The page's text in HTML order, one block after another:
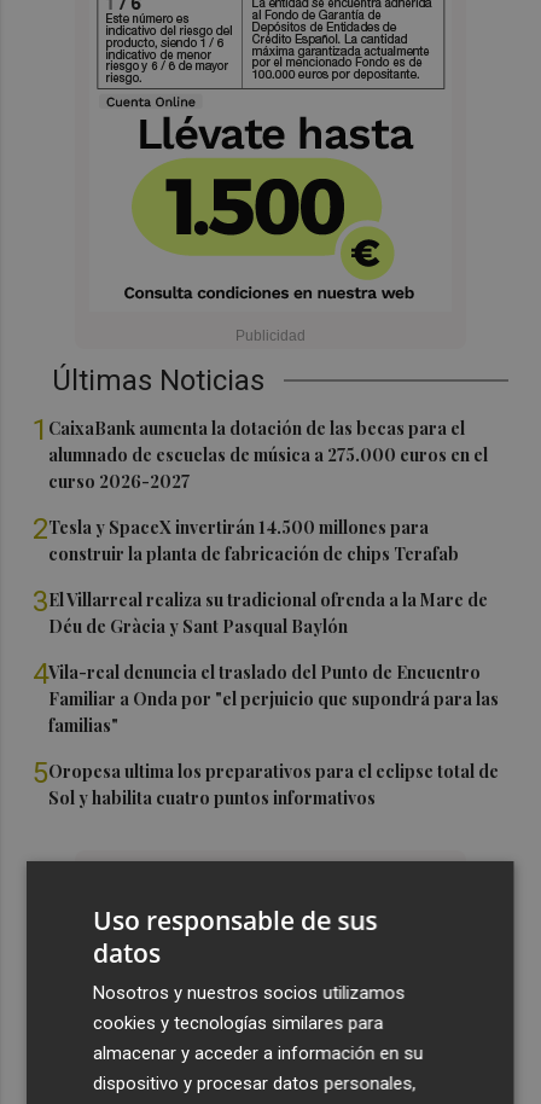
Últimas Noticias
1 CaixaBank aumenta la dotación de las becas para el
alumnado de escuelas de música a 275.000 euros en el
curso 2026-2027
2Tesla y SpaceX invertirán 14.500 millones para
construir la planta de fabricación de chips Terafab
3El Villarreal realiza su tradicional ofrenda a la Mare de
Déu de Gràcia y Sant Pasqual Baylón
4Vila-real denuncia el traslado del Punto de Encuentro
Familiar a Onda por "el perjuicio que supondrá para las
familias"
5Oropesa ultima los preparativos para el eclipse total de
Sol y habilita cuatro puntos informativos
Uso responsable de sus
datos
Nosotros y nuestros socios utilizamos
cookies y tecnologías similares para
almacenar y acceder a información en su
dispositivo y procesar datos personales,